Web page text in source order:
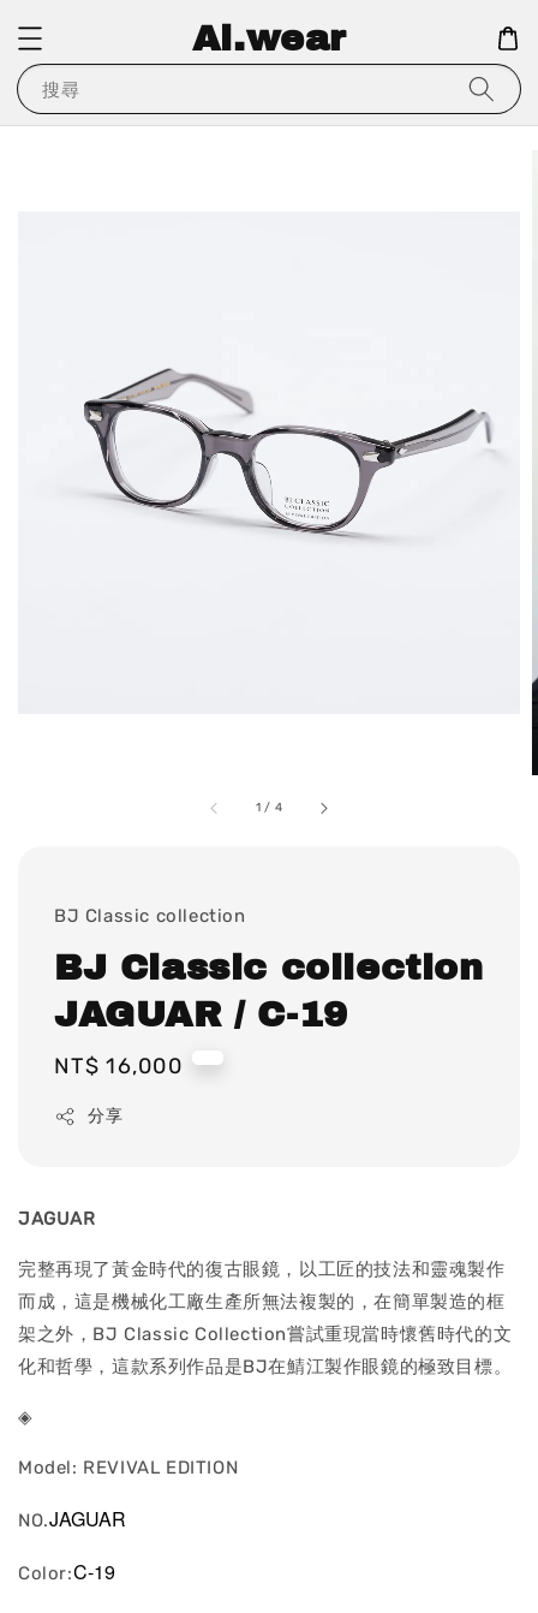
Ai.wear
搜尋
1 / 4
BJ Classic collection
BJ Classic collection
JAGUAR / C-19
Regular
NT$ 16,000
分享
JAGUAR
完整再現了黃金時代的復古眼鏡，以工匠的技法和靈魂製作
而成，這是機械化工廠生產所無法複製的，在簡單製造的框
架之外，BJ Classic Collection嘗試重現當時懷舊時代的文
化和哲學，這款系列作品是BJ在鯖江製作眼鏡的極致目標。
◈
Model: REVIVAL EDITION
NO.JAGUAR
Color:C-19